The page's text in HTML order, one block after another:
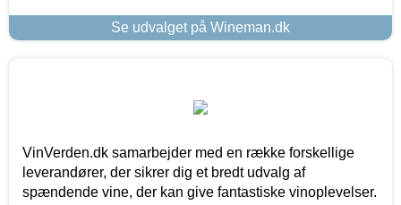
Se udvalget på Wineman.dk
VinVerden.dk samarbejder med en række forskellige
leverandører, der sikrer dig et bredt udvalg af
spændende vine, der kan give fantastiske vinoplevelser.